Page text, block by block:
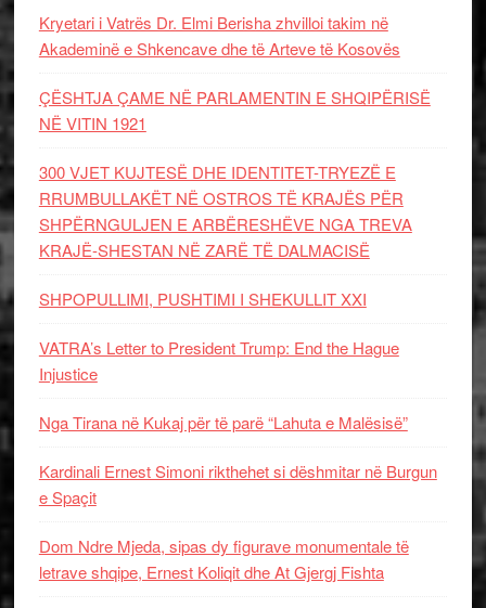
Kryetari i Vatrës Dr. Elmi Berisha zhvilloi takim në
Akademinë e Shkencave dhe të Arteve të Kosovës
ÇËSHTJA ÇAME NË PARLAMENTIN E SHQIPËRISË
NË VITIN 1921
300 VJET KUJTESË DHE IDENTITET-TRYEZË E
RRUMBULLAKËT NË OSTROS TË KRAJËS PËR
SHPËRNGULJEN E ARBËRESHËVE NGA TREVA
KRAJË-SHESTAN NË ZARË TË DALMACISË
SHPOPULLIMI, PUSHTIMI I SHEKULLIT XXI
VATRA’s Letter to President Trump: End the Hague
Injustice
Nga Tirana në Kukaj për të parë “Lahuta e Malësisë”
Kardinali Ernest Simoni rikthehet si dëshmitar në Burgun
e Spaçit
Dom Ndre Mjeda, sipas dy figurave monumentale të
letrave shqipe, Ernest Koliqit dhe At Gjergj Fishta